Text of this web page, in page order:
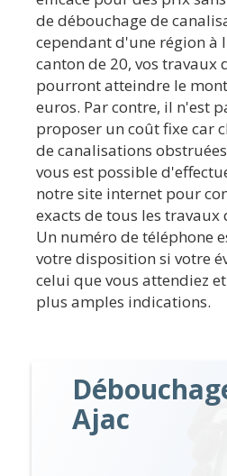
de débouchage de
cependant d'une région à
canton de 20, vos travaux
pourront atteindre le
euros. Par contre, il n'est
proposer un coût fixe car
de canalisations
vous est possible
notre site internet pour
exacts de tous les travaux
Un numéro de téléphone
votre disposition si votre
celui que vous attendiez
plus amples indications.
Ajac